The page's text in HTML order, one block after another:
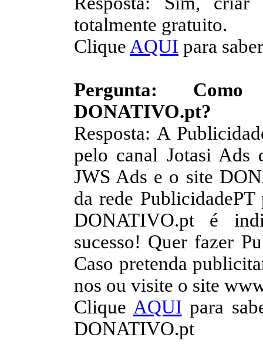
totalmente gratuito.
Clique AQUI para
Pergunta:
DONATIVO.pt?
Resposta: A
pelo canal Jotasi Ads
JWS Ads e o site
da rede
DONATIVO.pt é
sucesso! Quer fazer
Caso pretenda
nos ou visite o site
Clique AQUI para
DONATIVO.pt